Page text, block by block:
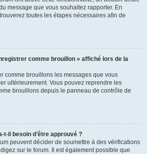
message que vous souhaitez rapporter. En
toutes les étapes nécessaires afin de
comme brouillon » affiché lors de la
comme brouillons les messages que vous
ultérieurement. Vous pouvez reprendre les
brouillons depuis le panneau de contrôle de
t-il besoin d’être approuvé ?
peuvent décider de soumettre à des vérifications
sur le forum. Il est également possible que